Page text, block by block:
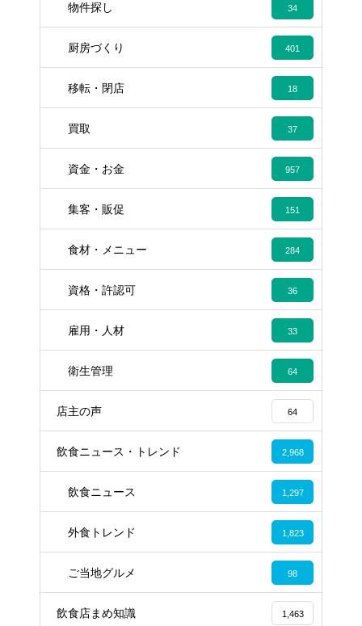
物件探し 34
厨房づくり 401
移転・閉店 18
買取 37
資金・お金 957
集客・販促 151
食材・メニュー 284
資格・許認可 36
雇用・人材 33
衛生管理 64
店主の声 64
飲食ニュース・トレンド 2,968
飲食ニュース 1,297
外食トレンド 1,823
ご当地グルメ 98
飲食店まめ知識 1,463